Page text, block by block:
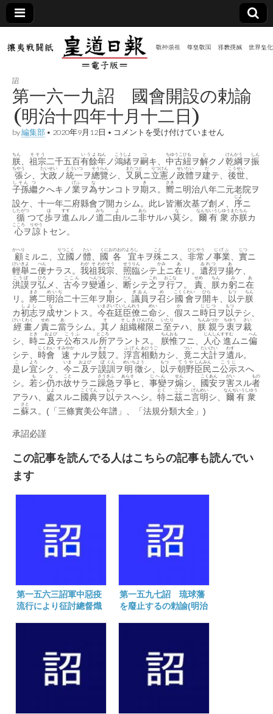
皇道
日報
（防
共新
聞）
電子
版
敬神
尊皇
｜昭
和八
年創
刊
皇道
実
攘夷
戦闘
紙
詔
第一六一九詔 國會開設の勅諭
(明治十四年十月十二日)
by編集部 • 2020年9月12日 • 第
六
一
詔
國
會
開
設
諭
(明
治
十
四
年
十
月
十
二
日)
は
コメントを受け付けていません
朕
ちん
祖宗
そそう
二千五百有餘
いうよ
年
ねん
ノ鴻
こう
緒
しよ
ヲ嗣
つ
キ、 中古
ちゆうこ
紐
ひも
ヲ解
と
クノ乾綱
けんかう
ヲ振
しん
張
ちやう
シ、 大政
たいせい
ノ統一
とういつ
ヲ總覽
そうらん
シ、 又
また
夙
つと
ニ立憲
りつけん
ノ政體
せいたい
ヲ建
だ
テ、 後世
こうせい
子孫
しそん
繼
つ
クへキノ業
げふ
ヲ為
な
サンコトヲ期
き
ス。 嚮
さき
ニ明治八年二元老院ヲ
設ケ、十一年二府縣會プ開カシム。此レ皆漸次基プ創メ、 序
じよ
ニ
循
したがつ
つて歩
ほ
ヲ進
すす
ムルノ道
みち
二由
よ
ルニ非
あら
サルハ莫
な
シ。 爾
なんぢ
有
いう
衆
しゆう
亦
また
朕
ちん
カ
心
こころ
ヲ諒
りやう
トセン。
顧
かへり
ミルニ、 立國
りつこく
ノ體
たい
國
くに
各
おのおの
宜
よろし
キヲ殊
こと
ニス。 非常
ひじやう
ノ事業
じげふ
實
じつ
ニ
輕舉
けいきよ
ニ便
べん
ナラス。 我
わが
祖
そ
我宗
わがそう
照
せう
臨
りん
シテ 上
かみ
ニ在
あ
リ。 遺烈
ゐれつ
ヲ揚
あ
ケ、
洪謨
こうぼ
ヲ弘
ひろ
メ、 古今
ここん
ヲ變通
へんつう
シ、 断
だん
シテ之
これ
ヲ行
おこな
フ。 責
せめ
朕
ちん
カ躬
み
ニ在
あ
リ。 將
まさ
二明治
めいぢ
二十三年ヲ期
き
シ、 議員
ぎゐん
ヲ召
め
シ國會
こくくわい
ヲ開
ひら
キ、 以
もつ
テ朕
ちん
カ初志
しよし
ヲ成
な
サントス。 今
いま
在廷
ざいてい
臣僚
しんれう
ニ命
めい
シ、 假
か
スニ時日
じじつ
ヲ以
もつ
テシ、
經畫
けいくわく
ノ責
せめ
ニ當
あ
ラシム。 其
そ
ノ 組織
そしき
權限
けんげん
ニ至
いたり
テハ、 朕
ちん
親
みづか
ラ衷
ちゆう
ヲ裁
さい
シ、 時
とき
ニ 及
および
テ公布
こうふ
スル所
ところ
アラントス。 朕
ちん
惟
おも
フニ、 人心
じんしん
進
すすむ
ムニ偏
へん
シテ、 時會
じくわい
速
すみやか
ナルヲ競
きそ
フ。 浮言
ふげん
相動
あひうご
カシ、 竟
つい
ニ大計
たいけい
ヲ遺
わす
ル。
是
こ
レ宜
よろ
シク、 今
いま
ニ 及
および
テ謨
ぼ
訓
くん
ヲ 明徵
めいちよう
シ、 以
もつ
テ朝野
てうや
臣民
しんみん
ニ公示
こうじ
スへ
シ。 若
も
シ仍
な
ホ故
こと
サラニ躁
さう
急
きふ
ヲ爭
あらそ
ヒ、 事變
じへん
ヲ煽
せん
シ、 國安
こくあん
ヲ害
がい
スル者
もの
アラハ、 處
しよ
スルニ國
こく
典
てん
ヲ以
もつ
テスへシ。 特
とく
ニ茲
ここ
ニ言明
げんめい
シ、 爾
なんぢ
有
いう
衆
しゆう
ニ蘇
さと
ス。(「三條實美公年譜」、「法規分類大全」)
承詔必謹
この記事を読んでる人はこちらの記事も読んでい
ます
第一五六三詔軍中惡疫
流行により征討總督熾
第一五九七詔 琉球藩
を廢止するの勅諭(明治